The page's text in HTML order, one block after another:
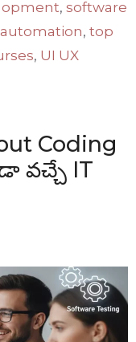
, software
, top
, UI UX
Coding
వచ్చే IT